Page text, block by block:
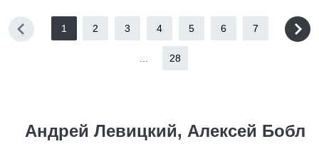
1 2 3 4 5 6 7
28
Андрей Левицкий, Алексей Бобл